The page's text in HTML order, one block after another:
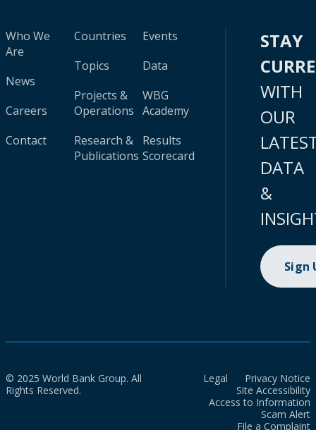
Who We
Are
News
Careers
Contact
Countries
Topics
Projects &
Operations
Research &
Publications
Events
Data
WBG
Academy
Results
Scorecard
STAY
WITH
OUR
DATA
&
Sign
© 2025 World Bank Group. All
Rights Reserved.
Legal
Privacy Notice
Site Accessibility
Access to Information
Scam Alert
File a Complaint